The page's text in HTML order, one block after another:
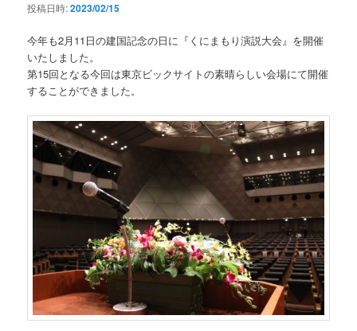
投稿日時:2023/02/15
今年も2月11日の建国記念の日に『くにまもり演説大会』を開催
いたしました。
第15回となる今回は東京ビックサイトの素晴らしい会場にて開催
することができました。